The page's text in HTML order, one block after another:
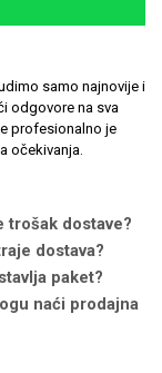
samo najnovije i
odgovore na sva
profesionalno je
očekivanja.
trošak dostave?
dostava?
paket?
naći prodajna